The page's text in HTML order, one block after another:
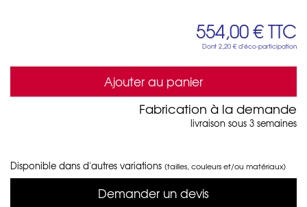
554,00 €TTC
Dont 2,20 € d'éco-participation
Ajouter au panier
Fabrication à la demande
livraison sous 3 semaines
Disponible dans d'autres variations (tailles, couleurs et/ou matériaux)
Demander un devis